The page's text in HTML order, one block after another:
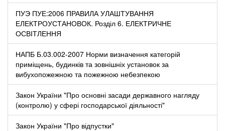
ПУЭ ПУЕ:2006 ПРАВИЛА УЛАШТУВАННЯ
ЕЛЕКТРОУСТАНОВОК. Розділ 6. ЕЛЕКТРИЧНЕ
ОСВІТЛЕННЯ
НАПБ Б.03.002-2007 Норми визначення категорій
приміщень, будинків та зовнішніх установок за
вибухопожежною та пожежною небезпекою
Закон України "Про основні засади державного нагляду
(контролю) у сфері господарської діяльності"
Закон України "Про відпустки"